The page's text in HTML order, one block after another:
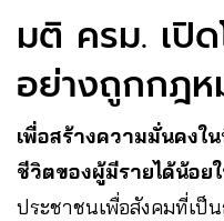
มติ ครม. เปิ
อย่างถูกกฎห
เพื่อสร้างความมั่นคง
ชีวิตของผู้มีรายได้น้อย
ประชาชนเพื่อสังคมที่เป็